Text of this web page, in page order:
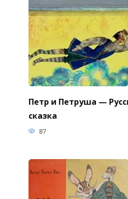
Петр и Петруша —
сказка
87